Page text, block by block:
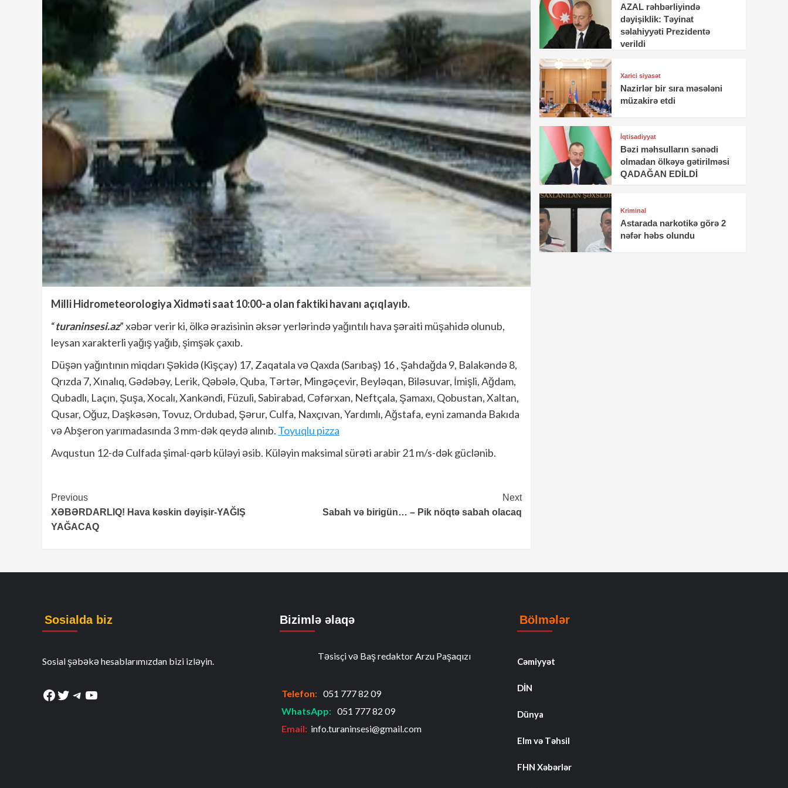
Milli Hidrometeorologiya Xidməti saat 10:00-a olan faktiki havanı açıqlayıb.
“turaninsesi.az” xəbər verir ki, ölkə ərazisinin əksər yerlərində yağıntılı hava şəraiti müşahidə olunub,
leysan xarakterli yağış yağıb, şimşək çaxıb.
Düşən yağıntının miqdarı Şəkidə (Kişçay) 17, Zaqatala və Qaxda (Sarıbaş) 16 , Şahdağda 9, Balakəndə 8,
Qrızda 7, Xınalıq, Gədəbəy, Lerik, Qəbələ, Quba, Tərtər, Mingəçevir, Beyləqan, Biləsuvar, İmişli, Ağdam,
Qubadlı, Laçın, Şuşa, Xocalı, Xankəndi, Füzuli, Sabirabad, Cəfərxan, Neftçala, Şamaxı, Qobustan, Xaltan,
Qusar, Oğuz, Daşkəsən, Tovuz, Ordubad, Şərur, Culfa, Naxçıvan, Yardımlı, Ağstafa, eyni zamanda Bakıda
və Abşeron yarımadasında 3 mm-dək qeydə alınıb. Toyuqlu pizza
Avqustun 12-də Culfada şimal-qərb küləyi əsib. Küləyin maksimal sürəti arabir 21 m/s-dək güclənib.
Continue
Reading
Previous
XƏBƏRDARLIQ! Hava kəskin dəyişir-YAĞIŞ
YAĞACAQ
Next
Sabah və birigün… – Pik nöqtə sabah olacaq
AZAL rəhbərliyində
dəyişiklik: Təyinat
səlahiyyəti Prezidentə
verildi
Xarici siyasət
Nazirlər bir sıra məsələni
müzakirə etdi
İqtisadiyyat
Bəzi məhsulların sənədi
olmadan ölkəyə gətirilməsi
QADAĞAN EDİLDİ
Kriminal
Astarada narkotikə görə 2
nəfər həbs olundu
Sosialda biz
Sosial şəbəkə hesablarımızdan bizi izləyin.
Facebook
Twitter
Telegram
YouTube
Bizimlə əlaqə
Təsisçi və Baş redaktor Arzu Paşaqızı
Telefon: 051 777 82 09
WhatsApp: 051 777 82 09
Email: info.turaninsesi@gmail.com
Bölmələr
Cəmiyyət
DİN
Dünya
Elm və Təhsil
FHN Xəbərlər